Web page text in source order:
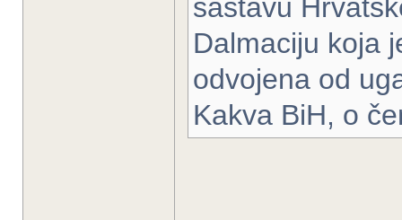
sastavu
Dalmaciju koja
odvojena od
Kakva BiH, o